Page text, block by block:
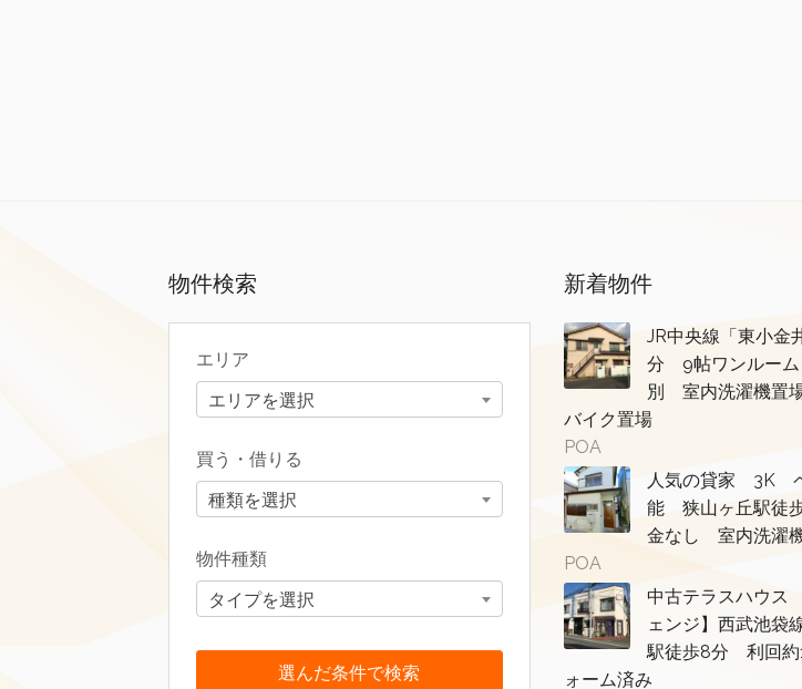
物件検索
エリア
エリアを選択
買う・借りる
種類を選択
物件種類
タイプを選択
新着物件
JR中央線「東小金
分 9帖ワンルー
別 室内洗濯機置
バイク置場
POA
人気の貸家 3K
能 狭山ヶ丘駅徒
金なし 室内洗濯
POA
中古テラスハウス
ェンジ】西武池袋
駅徒歩8分 利回
ォーム済み